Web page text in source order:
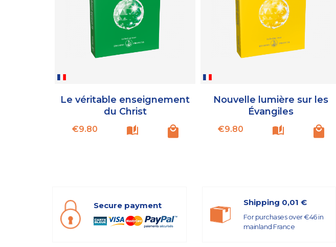
Le véritable enseignement
du Christ
Price
€9.80
Nouvelle lumière sur les
Évangiles
Price
€9.80
Secure payment Shipping 0,01 €
For purchases over €46 in
mainland France